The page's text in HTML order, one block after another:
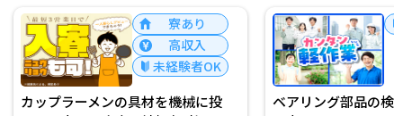
寮あり
高収入
未経験者OK
カップラーメンの具材を機械に投
ベアリング部品の検